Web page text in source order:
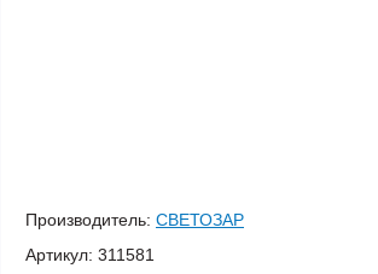
Производитель: СВЕТОЗАР
Артикул: 311581